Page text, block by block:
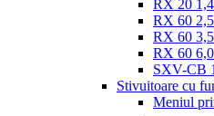
RX 20
RX 60
RX 60
RX 60
SXV-CB
Stivuitoare cu
Meniul